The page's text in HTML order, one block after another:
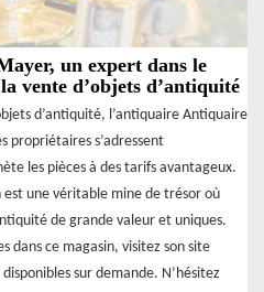
un expert dans le
vente d’objets d’antiquité
d’antiquité, l’antiquaire Antiquaire
propriétaires s’adressent
les pièces à des tarifs avantageux.
est une véritable mine de trésor où
de grande valeur et uniques.
dans ce magasin, visitez son site
sur demande. N’hésitez